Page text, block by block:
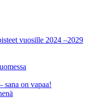
vuosille 2024 –2029
sana on vapaa!